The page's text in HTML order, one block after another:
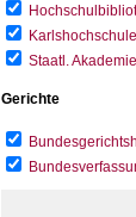
Staatl.
Gerichte